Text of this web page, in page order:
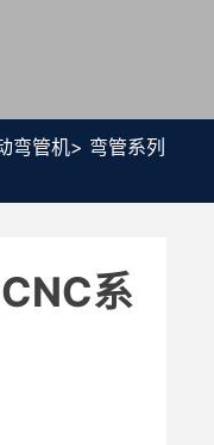
弯管机> 弯管系列
系